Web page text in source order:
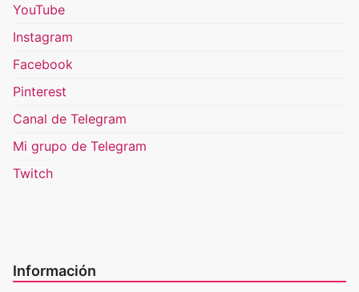
YouTube
Instagram
Facebook
Pinterest
Canal de Telegram
Mi grupo de Telegram
Twitch
Información